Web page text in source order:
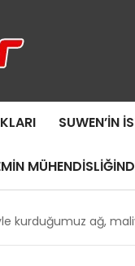
SUWEN’IN
kurduğumuz ağ,